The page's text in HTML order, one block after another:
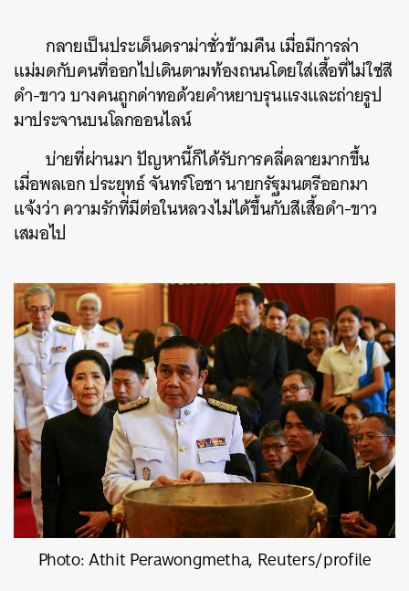
กลายเป็นประเด็นดราม่าชั่วข้ามคืน เมื่อมีการล่า
แม่มดกับคนที่ออกไปเดินตามท้องถนนโดยใส่เสื้อที่ไม่ใช่สี
ดำ-ขาว บางคนถูกด่าทอด้วยคำหยาบรุนแรงและถ่ายรูป
มาประจานบนโลกออนไลน์
บ่ายที่ผ่านมา ปัญหานี้ก็ได้รับการคลี่คลายมากขึ้น
เมื่อพลเอก ประยุทธ์ จันทร์โอชา นายกรัฐมนตรีออกมา
แจ้งว่า ความรักที่มีต่อในหลวงไม่ได้ขึ้นกับสีเสื้อดำ-ขาว
เสมอไป
Photo: Athit Perawongmetha, Reuters/profile